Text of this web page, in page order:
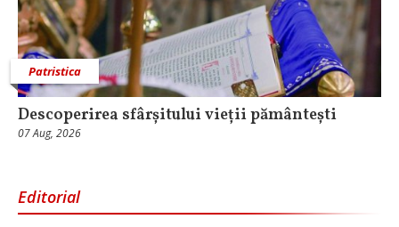
Patristica
Descoperirea sfârșitului vieții pământești
07 Aug, 2026
Editorial